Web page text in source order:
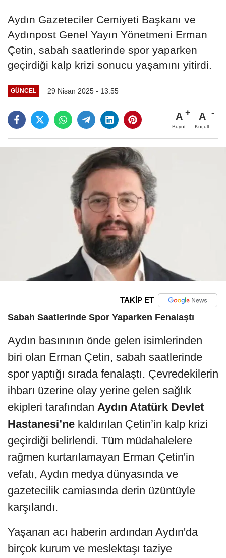
Aydın Gazeteciler Cemiyeti Başkanı ve
Aydınpost Genel Yayın Yönetmeni Erman
Çetin, sabah saatlerinde spor yaparken
geçirdiği kalp krizi sonucu yaşamını yitirdi.
GÜNCEL 29 Nisan 2025 - 13:55
A
Büyüt
A
Küçült
TAKİP ET
Sabah Saatlerinde Spor Yaparken Fenalaştı
Aydın basınının önde gelen isimlerinden
biri olan Erman Çetin, sabah saatlerinde
spor yaptığı sırada fenalaştı. Çevredekilerin
ihbarı üzerine olay yerine gelen sağlık
ekipleri tarafından Aydın Atatürk Devlet
Hastanesi’ne kaldırılan Çetin’in kalp krizi
geçirdiği belirlendi. Tüm müdahalelere
rağmen kurtarılamayan Erman Çetin'in
vefatı, Aydın medya dünyasında ve
gazetecilik camiasında derin üzüntüyle
karşılandı.
Yaşanan acı haberin ardından Aydın'da
birçok kurum ve meslektaşı taziye